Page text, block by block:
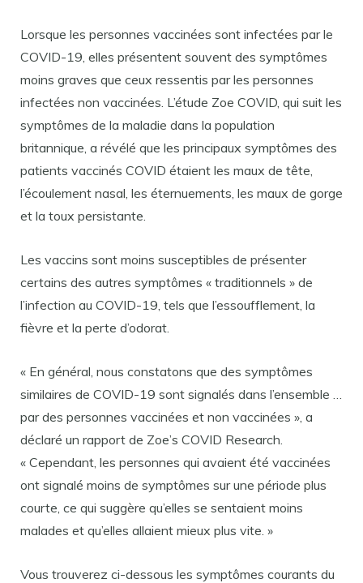
Lorsque les personnes vaccinées sont infectées par le
COVID-19, elles présentent souvent des symptômes
moins graves que ceux ressentis par les personnes
infectées non vaccinées. L’étude Zoe COVID, qui suit les
symptômes de la maladie dans la population
britannique, a révélé que les principaux symptômes des
patients vaccinés COVID étaient les maux de tête,
l’écoulement nasal, les éternuements, les maux de gorge
et la toux persistante.
Les vaccins sont moins susceptibles de présenter
certains des autres symptômes « traditionnels » de
l’infection au COVID-19, tels que l’essoufflement, la
fièvre et la perte d’odorat.
« En général, nous constatons que des symptômes
similaires de COVID-19 sont signalés dans l’ensemble …
par des personnes vaccinées et non vaccinées », a
déclaré un rapport de Zoe’s COVID Research.
« Cependant, les personnes qui avaient été vaccinées
ont signalé moins de symptômes sur une période plus
courte, ce qui suggère qu’elles se sentaient moins
malades et qu’elles allaient mieux plus vite. »
Vous trouverez ci-dessous les symptômes courants du